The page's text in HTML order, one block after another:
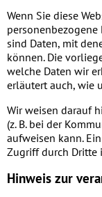
Wenn Sie diese
personenbezogene
sind Daten, mit
können. Die
welche Daten wir
erläutert auch, wie
Wir weisen darauf
(z. B. bei der
aufweisen kann.
Zugriff durch Dritte
Hinweis zur